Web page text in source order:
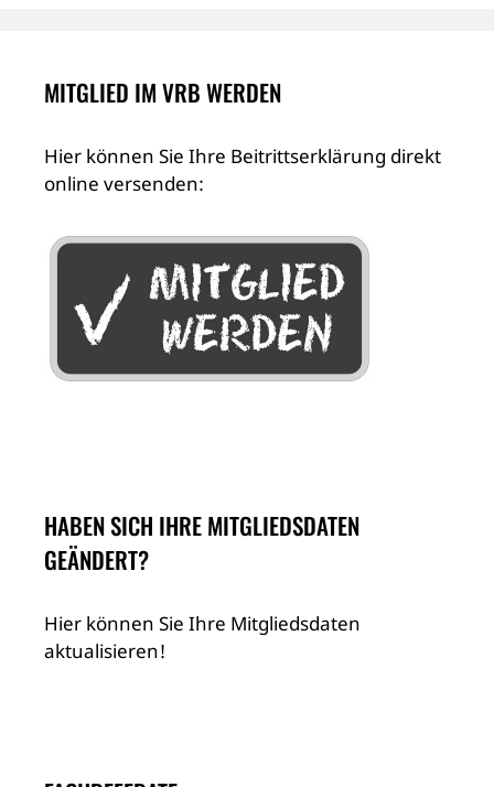
MITGLIED IM VRB WERDEN
Hier können Sie Ihre Beitrittserklärung direkt
online versenden:
HABEN SICH IHRE MITGLIEDSDATEN
GEÄNDERT?
Hier können Sie Ihre Mitgliedsdaten
aktualisieren!